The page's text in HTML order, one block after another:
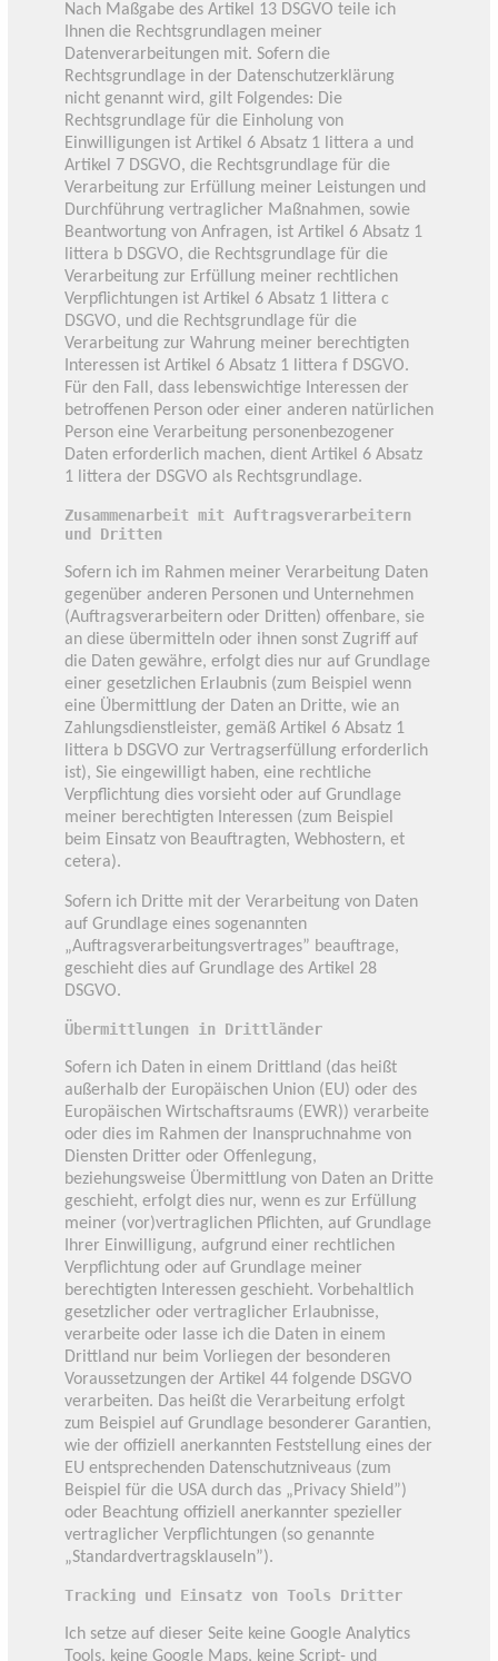
Nach Maßgabe des Artikel 13 DSGVO teile ich
Ihnen die Rechtsgrundlagen meiner
Datenverarbeitungen mit. Sofern die
Rechtsgrundlage in der Datenschutzerklärung
nicht genannt wird, gilt Folgendes: Die
Rechtsgrundlage für die Einholung von
Einwilligungen ist Artikel 6 Absatz 1 littera a und
Artikel 7 DSGVO, die Rechtsgrundlage für die
Verarbeitung zur Erfüllung meiner Leistungen und
Durchführung vertraglicher Maßnahmen, sowie
Beantwortung von Anfragen, ist Artikel 6 Absatz 1
littera b DSGVO, die Rechtsgrundlage für die
Verarbeitung zur Erfüllung meiner rechtlichen
Verpflichtungen ist Artikel 6 Absatz 1 littera c
DSGVO, und die Rechtsgrundlage für die
Verarbeitung zur Wahrung meiner berechtigten
Interessen ist Artikel 6 Absatz 1 littera f DSGVO.
Für den Fall, dass lebenswichtige Interessen der
betroffenen Person oder einer anderen natürlichen
Person eine Verarbeitung personenbezogener
Daten erforderlich machen, dient Artikel 6 Absatz
1 littera der DSGVO als Rechtsgrundlage.
Zusammenarbeit mit Auftragsverarbeitern
und Dritten
Sofern ich im Rahmen meiner Verarbeitung Daten
gegenüber anderen Personen und Unternehmen
(Auftragsverarbeitern oder Dritten) offenbare, sie
an diese übermitteln oder ihnen sonst Zugriff auf
die Daten gewähre, erfolgt dies nur auf Grundlage
einer gesetzlichen Erlaubnis (zum Beispiel wenn
eine Übermittlung der Daten an Dritte, wie an
Zahlungsdienstleister, gemäß Artikel 6 Absatz 1
littera b DSGVO zur Vertragserfüllung erforderlich
ist), Sie eingewilligt haben, eine rechtliche
Verpflichtung dies vorsieht oder auf Grundlage
meiner berechtigten Interessen (zum Beispiel
beim Einsatz von Beauftragten, Webhostern, et
cetera).
Sofern ich Dritte mit der Verarbeitung von Daten
auf Grundlage eines sogenannten
„Auftragsverarbeitungsvertrages” beauftrage,
geschieht dies auf Grundlage des Artikel 28
DSGVO.
Übermittlungen in Drittländer
Sofern ich Daten in einem Drittland (das heißt
außerhalb der Europäischen Union (EU) oder des
Europäischen Wirtschaftsraums (EWR)) verarbeite
oder dies im Rahmen der Inanspruchnahme von
Diensten Dritter oder Offenlegung,
beziehungsweise Übermittlung von Daten an Dritte
geschieht, erfolgt dies nur, wenn es zur Erfüllung
meiner (vor)vertraglichen Pflichten, auf Grundlage
Ihrer Einwilligung, aufgrund einer rechtlichen
Verpflichtung oder auf Grundlage meiner
berechtigten Interessen geschieht. Vorbehaltlich
gesetzlicher oder vertraglicher Erlaubnisse,
verarbeite oder lasse ich die Daten in einem
Drittland nur beim Vorliegen der besonderen
Voraussetzungen der Artikel 44 folgende DSGVO
verarbeiten. Das heißt die Verarbeitung erfolgt
zum Beispiel auf Grundlage besonderer Garantien,
wie der offiziell anerkannten Feststellung eines der
EU entsprechenden Datenschutzniveaus (zum
Beispiel für die USA durch das „Privacy Shield”)
oder Beachtung offiziell anerkannter spezieller
vertraglicher Verpflichtungen (so genannte
„Standardvertragsklauseln”).
Tracking und Einsatz von Tools Dritter
Ich setze auf dieser Seite keine Google Analytics
Tools, keine Google Maps, keine Script- und